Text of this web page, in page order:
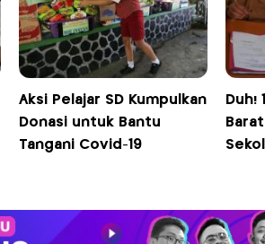
Aksi Pelajar SD Kumpulkan
Donasi untuk Bantu
Tangani Covid-19
Duh!